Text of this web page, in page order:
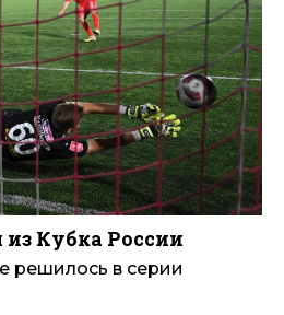
Кубка России
решилось в серии